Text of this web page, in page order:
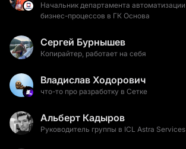
Начальник департамента автоматизации
бизнес-процессов в ГК Основа
Сергей Бурнышев
Копирайтер, работает на себя
Владислав Ходорович
что-то про разработку в Сетке
Альберт Кадыров
Руководитель группы в ICL Astra Services